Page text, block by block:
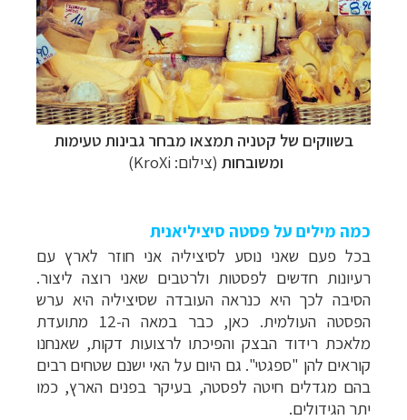
בשווקים של קטניה תמצאו מבחר גבינות טעימות
ומשובחות (צילום: KroXi)
כמה מילים על פסטה סיציליאנית
בכל פעם שאני נוסע לסיציליה אני חוזר לארץ עם
רעיונות חדשים לפסטות ולרטבים שאני רוצה ליצור.
הסיבה לכך היא כנראה העובדה שסיציליה היא ערש
הפסטה העולמית. כאן, כבר במאה ה-12 מתועדת
מלאכת רידוד הבצק והפיכתו לרצועות דקות, שאנחנו
קוראים להן "ספגטי". גם היום על האי ישנם שטחים רבים
בהם מגדלים חיטה לפסטה, בעיקר בפנים הארץ, כמו
יתר הגידולים.
תכנוןטיולים למדינות אירופהלחצו לרשימת היעדים »
תכנוןטיולים לצפון אמריקה לחצו לרשימת היעדים »
קרוזים והפלגות נופשלחצו לרשימת היעדים »